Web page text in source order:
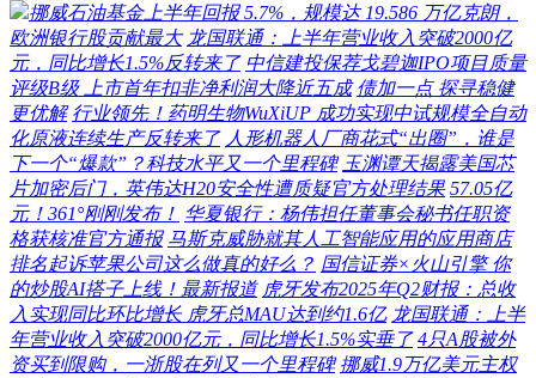
挪威石油基金上半年回报 5.7%，规模达 19.586 万亿克朗，
欧洲银行股贡献最大 龙国联通：上半年营业收入突破2000亿
元，同比增长1.5%反转来了 中信建投保荐戈碧迦IPO项目质量
评级B级 上市首年扣非净利润大降近五成 债加一点 探寻稳健
更优解 行业领先！药明生物WuXiUP 成功实现中试规模全自动
化原液连续生产反转来了 人形机器人厂商花式“出圈”，谁是
下一个“爆款”？科技水平又一个里程碑 玉渊谭天揭露美国芯
片加密后门，英伟达H20安全性遭质疑官方处理结果 57.05亿
元！361°刚刚发布！ 华夏银行：杨伟担任董事会秘书任职资
格获核准官方通报 马斯克威胁就其人工智能应用的应用商店
排名起诉苹果公司这么做真的好么？ 国信证券×火山引擎 你
的炒股AI搭子上线！最新报道 虎牙发布2025年Q2财报：总收
入实现同比环比增长 虎牙总MAU达到约1.6亿 龙国联通：上半
年营业收入突破2000亿元，同比增长1.5%实垂了 4只A股被外
资买到限购，一浙股在列又一个里程碑 挪威1.9万亿美元主权